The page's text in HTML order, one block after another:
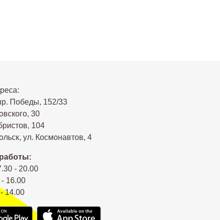
Победы, 152/33
30
104
ул. Космонавтов, 4
- 20.00
16.00
14.00